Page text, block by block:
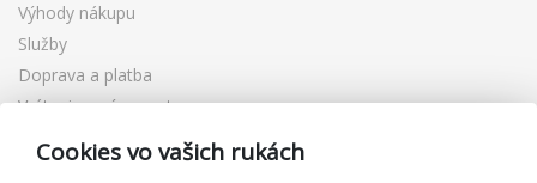
Výhody nákupu
Služby
Doprava a platba
Vrátenie a výmena tovaru
Reklamácia
Cookies vo vašich rukách